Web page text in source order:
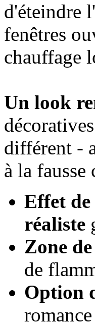
d'éteindre
fenêtres
chauffage
Un look
différent -
à la fausse
Effet de
réaliste
Zone
de
Option